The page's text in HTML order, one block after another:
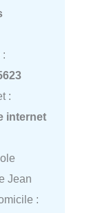
:
internet
Jean
: